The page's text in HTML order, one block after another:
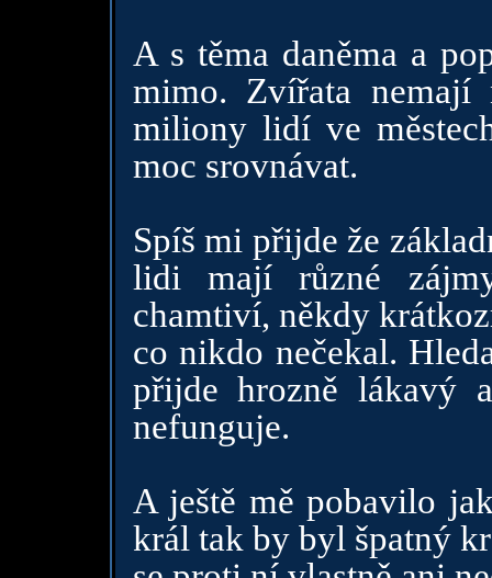
A s těma daněma a
mimo. Zvířata nemají
miliony lidí ve
moc srovnávat.
Spíš mi přijde že
lidi mají různé
chamtiví, někdy
co nikdo nečekal.
přijde hrozně lákavý
nefunguje.
A ještě mě pobavilo
král tak by byl špatný